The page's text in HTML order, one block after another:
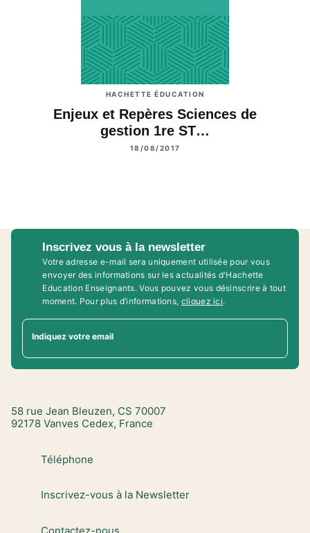
HACHETTE ÉDUCATION
Enjeux et Repères Sciences de
gestion 1re ST…
18/08/2017
Inscrivez vous à la newsletter
Votre adresse e-mail sera uniquement utilisée pour vous
envoyer des informations sur les actualités d'Hachette
Education Enseignants. Vous pouvez vous désinscrire à tout
moment. Pour plus d’informations, cliquez ici.
Indiquez votre email
58 rue Jean Bleuzen, CS 70007
92178 Vanves Cedex, France
Téléphone
Inscrivez-vous à la Newsletter
Contactez-nous